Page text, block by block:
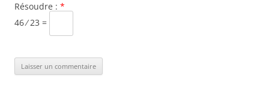
Résoudre : *
46 ⁄ 23 =